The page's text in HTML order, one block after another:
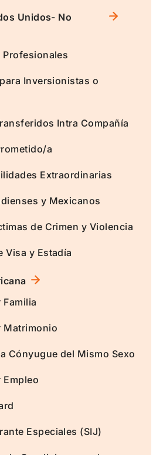
Unidos- No
Profesionales
Inversionistas o
Intra Compañía
a
Extraordinarias
y Mexicanos
de Crimen y Violencia
Visa y Estadía
Familia
Matrimonio
Cónyugue del Mismo Sexo
Empleo
Especiales (SIJ)